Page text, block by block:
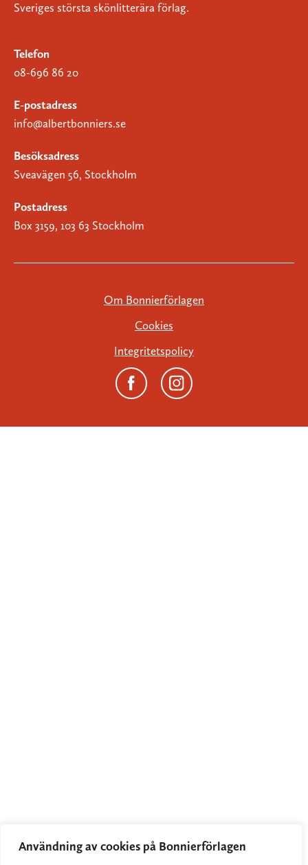
Användning av cookies på Bonnierförlagen
Sveriges största skönlitterära förlag.
Telefon
08-696 86 20
E-postadress
info@albertbonniers.se
Besöksadress
Sveavägen 56, Stockholm
Postadress
Box 3159, 103 63 Stockholm
Om Bonnierförlagen
Cookies
Integritetspolicy